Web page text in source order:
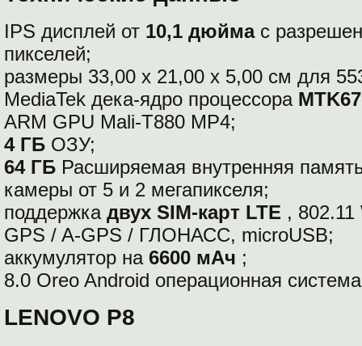
IPS дисплей от 10,1 дюймас
пикселей;
размеры 33,00 х 21,00 х 5,00 см для
MediaTek дека-ядро процессора
ARM GPU Mali-T880 MP4;
4 ГБ ОЗУ;
64 ГБ Расширяемая внутренняя
камеры от 5 и 2 мегапикселя;
поддержка двух SIM-карт LTE ,
GPS / A-GPS / ГЛОНАСС, microUSB;
аккумулятор на 6600 мАч ;
8.0 Oreo Android операционная
LENOVO P8